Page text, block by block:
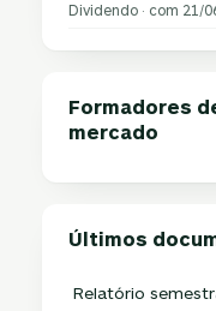
Dividendo · com 21/
Formadores
mercado
Últimos
Relatório